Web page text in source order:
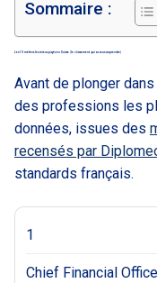
Sommaire :
Les 10 métiers les mieux payés en Suisse (le classement qui va vous surprendre)
Avant de plonger
des professions les
données, issues des
recensés par
standards français.
1
Chief Financial